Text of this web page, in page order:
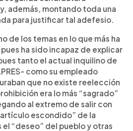
además, montando toda una
para justificar tal adefesio.
de los temas en lo que más ha
ha sido incapaz de explicar
tanto el actual inquilino de
como su empleado
que no existe reelección
era lo más “sagrado”
al extremo de salir con
escondido” de la
“deseo” del pueblo y otras